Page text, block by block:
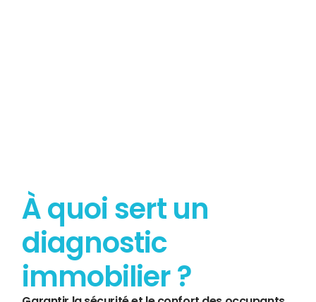
À quoi sert un
diagnostic
immobilier ?